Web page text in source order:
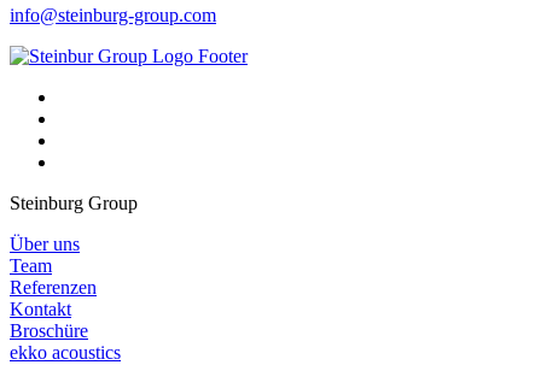
info@steinburg-group.com
Steinburg Group
Über uns
Team
Referenzen
Kontakt
Broschüre
ekko acoustics